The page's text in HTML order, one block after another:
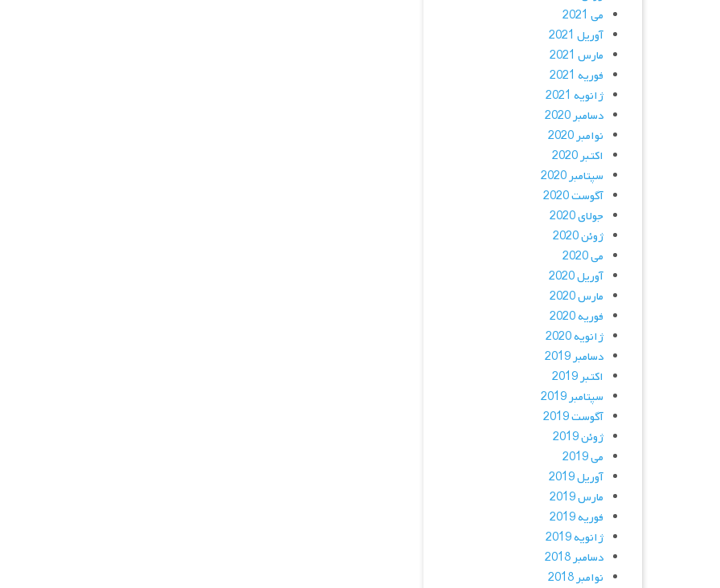
می 2021
آوریل 2021
مارس 2021
فوریه 2021
ژانویه 2021
دسامبر 2020
نوامبر 2020
اکتبر 2020
سپتامبر 2020
آگوست 2020
جولای 2020
ژوئن 2020
می 2020
آوریل 2020
مارس 2020
فوریه 2020
ژانویه 2020
دسامبر 2019
اکتبر 2019
سپتامبر 2019
آگوست 2019
ژوئن 2019
می 2019
آوریل 2019
مارس 2019
فوریه 2019
ژانویه 2019
دسامبر 2018
نوامبر 2018